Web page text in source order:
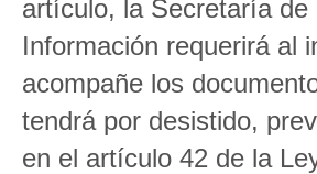
artículo, la Secretaría de
Información requerirá al
acompañe los
tendrá por desistido,
en el artículo 42 de la